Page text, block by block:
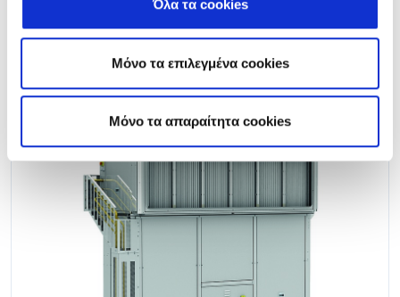
Όλα τα cookies
Μόνο τα επιλεγμένα cookies
Mόνο τα απαραίτητα cookies
50NI Modular Compact Heat Pump
Air to air compact units with vertical construction
for indoor use only.